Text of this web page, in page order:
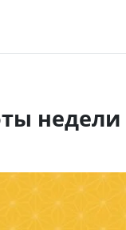
недели